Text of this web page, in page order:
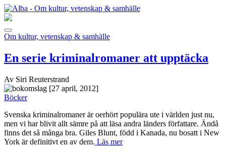
Om kultur, vetenskap & samhälle
En serie kriminalromaner att upptäcka
Av Siri Reuterstrand
[27 april, 2012]
Böcker
Svenska kriminalromaner är oerhört populära ute i världen just nu,
men vi har blivit allt sämre på att läsa andra länders författare. Ändå
finns det så många bra. Giles Blunt, född i Kanada, nu bosatt i New
York är definitivt en av dem. Läs mer